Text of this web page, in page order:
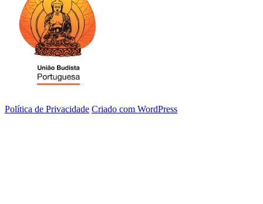
Política de Privacidade Criado com WordPress